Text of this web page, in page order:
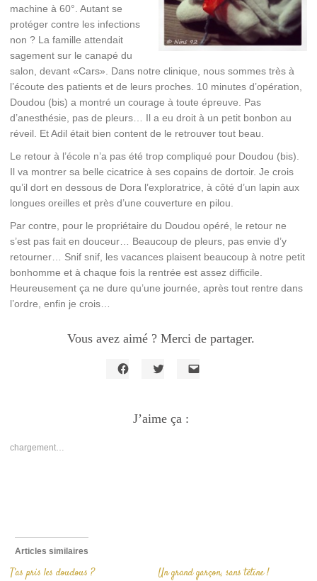
machine à 60°. Autant se
protéger contre les infections
non ? La famille attendait
sagement sur le canapé du
salon, devant «Cars». Dans notre clinique, nous sommes très à
l’écoute des patients et de leurs proches. 10 minutes d’opération,
Doudou (bis) a montré un courage à toute épreuve. Pas
d’anesthésie, pas de pleurs… Il a eu droit à un petit bonbon au
réveil. Et Adil était bien content de le retrouver tout beau.
Le retour à l’école n’a pas été trop compliqué pour Doudou (bis).
Il va montrer sa belle cicatrice à ses copains de dortoir. Je crois
qu’il dort en dessous de Dora l’exploratrice, à côté d’un lapin aux
longues oreilles et près d’une couverture en pilou.
Par contre, pour le propriétaire du Doudou opéré, le retour ne
s’est pas fait en douceur… Beaucoup de pleurs, pas envie d’y
retourner… Snif snif, les vacances plaisent beaucoup à notre petit
bonhomme et à chaque fois la rentrée est assez difficile.
Heureusement ça ne dure qu’une journée, après tout rentre dans
l’ordre, enfin je crois…
Vous avez aimé ? Merci de partager.
Facebook(ouvre
dans
Twitter(ouvre
dans
J’aime ça :
chargement…
Articles similaires
T’as pris les doudous ? Un grand garçon, sans tétine !